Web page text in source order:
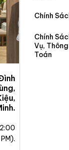
PM).
Chính
Chính
Vụ,
Toán